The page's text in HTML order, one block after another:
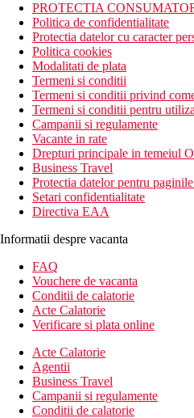
PROTECTIA
Politica de confidentialitate
Protectia datelor cu caracter
Politica cookies
Modalitati de plata
Termeni si conditii
Termeni si conditii privind
Termeni si conditii pentru
Campanii si regulamente
Vacante in rate
Drepturi principale in temeiul
Business Travel
Protectia datelor pentru
Setari confidentialitate
Directiva EAA
Informatii despre vacanta
FAQ
Vouchere de vacanta
Conditii de calatorie
Acte Calatorie
Verificare si plata online
Acte Calatorie
Agentii
Business Travel
Campanii si regulamente
Conditii de calatorie